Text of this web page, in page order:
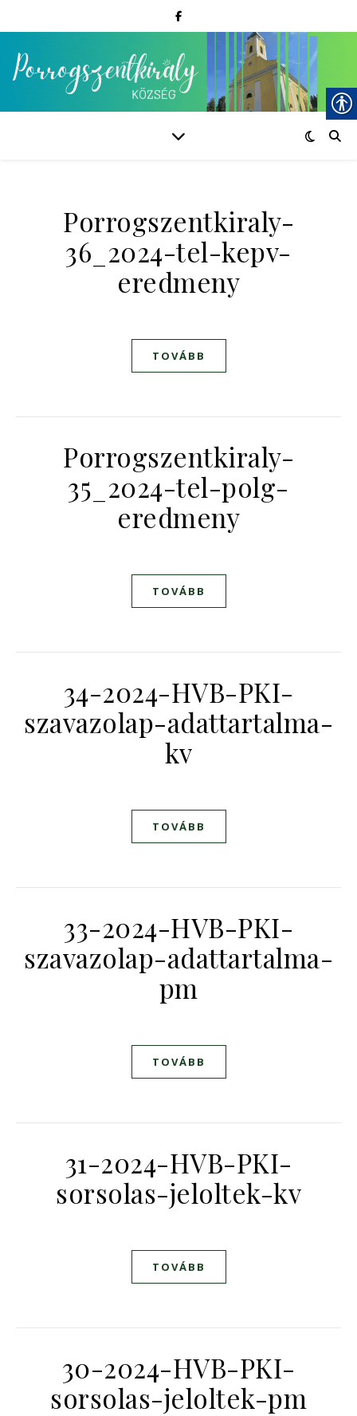
Porrogszentkiraly-
36_2024-tel-kepv-
eredmeny
TOVÁBB
Porrogszentkiraly-
35_2024-tel-polg-
eredmeny
TOVÁBB
34-2024-HVB-PKI-
szavazolap-adattartalma-
kv
TOVÁBB
33-2024-HVB-PKI-
szavazolap-adattartalma-
pm
TOVÁBB
31-2024-HVB-PKI-
sorsolas-jeloltek-kv
TOVÁBB
30-2024-HVB-PKI-
sorsolas-jeloltek-pm